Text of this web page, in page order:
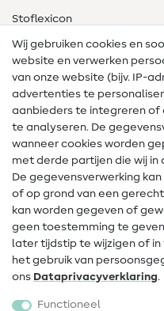
Stoflexicon
Naailexicon
Gratis Naaipatronen
Hulp & contact
Contact
Wijziging van eigenaar
FAQ
Herroepingsrecht
Populair
Wij gebruiken cookies en
website en verwerken
van onze website (bijv. IP-
advertenties te
aanbieders te integreren
te analyseren. De
wanneer cookies worden
met derde partijen die wij in
De gegevensverwerking
of op grond van een
kan worden gegeven of
geen toestemming te
later tijdstip te wijzigen of
het gebruik van
ons Data­privacy­verklaring.
Functioneel